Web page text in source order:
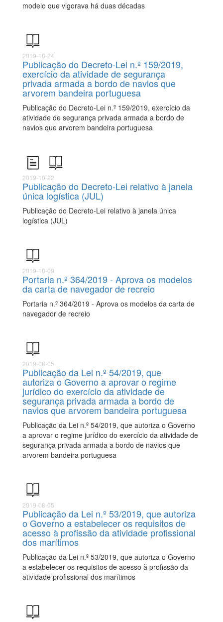
modelo que vigorava há duas décadas
2019-10-24
Publicação do Decreto-Lei n.º 159/2019,
exercício da atividade de segurança
privada armada a bordo de navios que
arvorem bandeira portuguesa
Publicação do Decreto-Lei n.º 159/2019, exercício da
atividade de segurança privada armada a bordo de
navios que arvorem bandeira portuguesa
2019-10-22
Publicação do Decreto-Lei relativo à janela
única logística (JUL)
Publicação do Decreto-Lei relativo à janela única
logística (JUL)
2019-10-09
Portaria n.º 364/2019 - Aprova os modelos
da carta de navegador de recreio
Portaria n.º 364/2019 - Aprova os modelos da carta de
navegador de recreio
2019-08-05
Publicação da Lei n.º 54/2019, que
autoriza o Governo a aprovar o regime
jurídico do exercício da atividade de
segurança privada armada a bordo de
navios que arvorem bandeira portuguesa
Publicação da Lei n.º 54/2019, que autoriza o Governo
a aprovar o regime jurídico do exercício da atividade de
segurança privada armada a bordo de navios que
arvorem bandeira portuguesa
2019-08-05
Publicação da Lei n.º 53/2019, que autoriza
o Governo a estabelecer os requisitos de
acesso à profissão da atividade profissional
dos marítimos
Publicação da Lei n.º 53/2019, que autoriza o Governo
a estabelecer os requisitos de acesso à profissão da
atividade profissional dos marítimos